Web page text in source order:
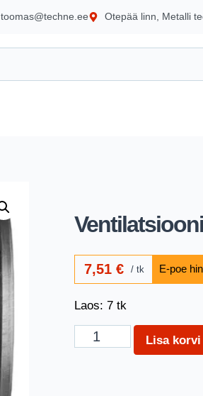
toomas@techne.ee Otepää linn, Metalli
7,51€ tk
Laos: 7 tk
Lisa korvi